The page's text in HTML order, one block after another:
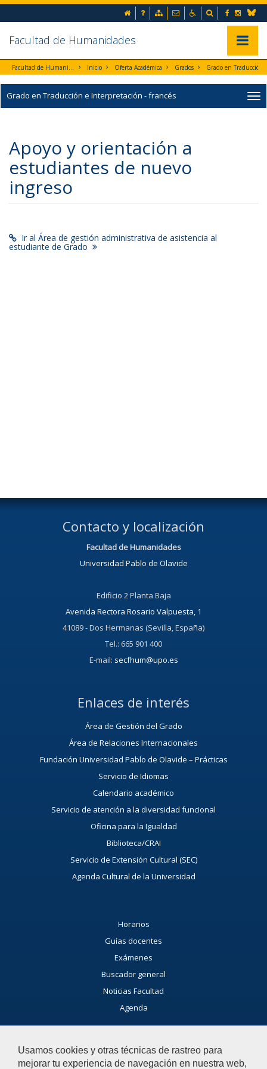
Usamos cookies y otras técnicas de rastreo para
mejorar tu experiencia de navegación en nuestra web,
Ir al contenido principal de la página (alt + s)
Ir a la cabecera de la página (alt + c)
Ir al pie de la página (alt + p)
Ir al menú principal (alt + u)
Facebook
Inicio Preguntas frecuentes
Mapa webContactoAccesibilidad
Buscador
Facultad de Humanidades
Facultad de Humanidades Inicio Oferta Académica Grados
Grado en Traducción e Interpretación - francés
Apoyo y orientación a
estudiantes de nuevo
ingreso
Ir al Área de gestión administrativa de asistencia al
estudiante de Grado
Contacto y localización
Facultad de Humanidades
Universidad Pablo de Olavide
Edificio 2 Planta Baja
Avenida Rectora Rosario Valpuesta, 1
41089 - Dos Hermanas (Sevilla, España)
Tel.: 665 901 400
E-mail: secfhum@upo.es
Enlaces de interés
Área de Gestión del Grado
Área de Relaciones Internacionales
Fundación Universidad Pablo de Olavide – Prácticas
Servicio de Idiomas
Calendario académico
Servicio de atención a la diversidad funcional
Oficina para la Igualdad
Biblioteca/CRAI
Servicio de Extensión Cultural (SEC)
Agenda Cultural de la Universidad
Horarios
Guías docentes
Exámenes
Buscador general
Noticias Facultad
Agenda
Buzón de consultas
Si tienes dudas, contacta con nosotros.